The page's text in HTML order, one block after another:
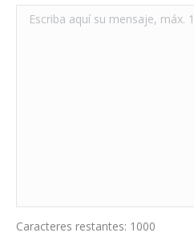
Caracteres restantes: 1000